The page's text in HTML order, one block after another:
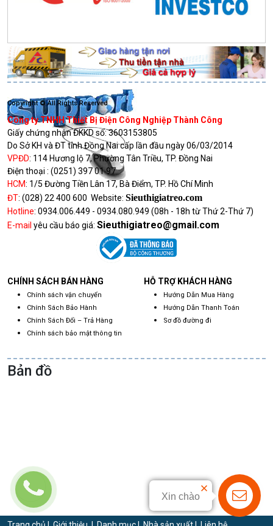
Copyright © All Rights Reserved
Công ty TNHH Thiết Bị Điện Công Nghiệp Thành Công
Giấy chứng nhận ĐKKD số:3603153805
Do Sở KH và ĐT tỉnh Đồng Nai cấp lần đầu ngày 06/03/2014
VPĐD: 114 Hương lộ 7, Phường Tân Triều, TP. Đồng Nai
Điện thoại : (0251) 397 01 97
HCM: 1/5 Đường Tiền Lân 17, Bà Điểm, TP. Hồ Chí Minh
ĐT: (028) 22 400 600 Website: Sieuthigiatreo.com
Hotline: 0934.006.449 - 0934.080.949 (08h - 18h từ Thứ 2-Thứ 7)
E-mail yêu cầu báo giá: Sieuthigiatreo@gmail.com
CHÍNH SÁCH BÁN HÀNG
Chính sách vận chuyển
Chính Sách Bảo Hành
Chính Sách Đổi – Trả Hàng
Chính sách bảo mật thông tin
HỖ TRỢ KHÁCH HÀNG
Hướng Dẫn Mua Hàng
Hướng Dẫn Thanh Toán
Sơ đồ đường đi
Bản đồ
Xin chào